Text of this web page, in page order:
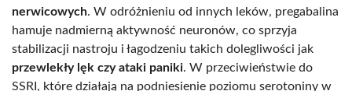
nerwicowych. W odróżnieniu od innych leków, pregabalina
hamuje nadmierną aktywność neuronów, co sprzyja
stabilizacji nastroju i łagodzeniu takich dolegliwości jak
przewlekły lęk czy ataki paniki. W przeciwieństwie do
SSRI, które działają na podniesienie poziomu serotoniny w